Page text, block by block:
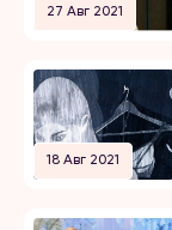
27 Авг 2021
18 Авг 2021